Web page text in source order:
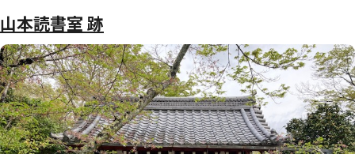
山本読書室 跡